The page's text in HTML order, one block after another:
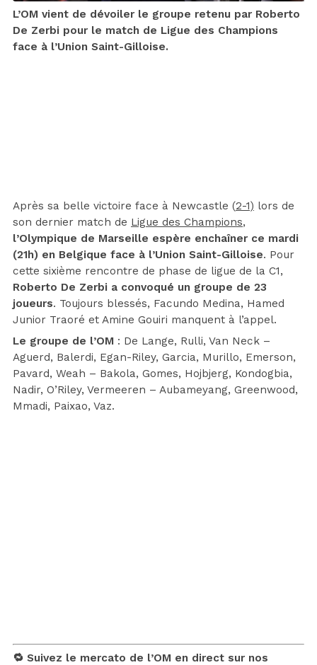
L’OM vient de dévoiler le groupe retenu par Roberto
De Zerbi pour le match de Ligue des Champions
face à l’Union Saint-Gilloise.
Après sa belle victoire face à Newcastle (2-1) lors de
son dernier match de Ligue des Champions,
l’Olympique de Marseille espère enchaîner ce mardi
(21h) en Belgique face à l’Union Saint-Gilloise. Pour
cette sixième rencontre de phase de ligue de la C1,
Roberto De Zerbi a convoqué un groupe de 23
joueurs. Toujours blessés, Facundo Medina, Hamed
Junior Traoré et Amine Gouiri manquent à l’appel.
Le groupe de l’OM : De Lange, Rulli, Van Neck –
Aguerd, Balerdi, Egan-Riley, Garcia, Murillo, Emerson,
Pavard, Weah – Bakola, Gomes, Hojbjerg, Kondogbia,
Nadir, O’Riley, Vermeeren – Aubameyang, Greenwood,
Mmadi, Paixao, Vaz.
🔁 Suivez le mercato de l’OM en direct sur nos